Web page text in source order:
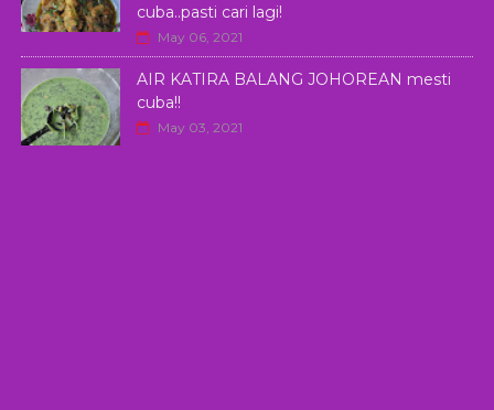
cuba..pasti cari lagi!
May 06, 2021
AIR KATIRA BALANG JOHOREAN mesti
cuba!!
May 03, 2021